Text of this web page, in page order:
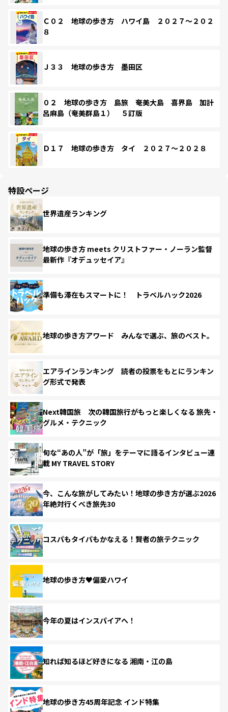
Ｃ０２ 地球の歩き方 ハワイ島 ２０２７～２０２
８
Ｊ３３ 地球の歩き方 墨田区
０２ 地球の歩き方 島旅 奄美大島 喜界島 加計
呂麻島（奄美群島１） ５訂版
Ｄ１７ 地球の歩き方 タイ ２０２７～２０２８
特設ページ
世界遺産ランキング
地球の歩き方 meets クリストファー・ノーラン監督
最新作『オデュッセイア』
準備も滞在もスマートに！ トラベルハック2026
地球の歩き方アワード みんなで選ぶ、旅のベスト。
エアラインランキング 読者の投票をもとにランキン
グ形式で発表
Next韓国旅 次の韓国旅行がもっと楽しくなる 旅先・
グルメ・テクニック
旬な“あの人”が「旅」をテーマに語るインタビュー連
載 MY TRAVEL STORY
今、こんな旅がしてみたい！地球の歩き方が選ぶ2026
年絶対行くべき旅先30
コスパもタイパもかなえる！賢者の旅テクニック
地球の歩き方♥偏愛ハワイ
今年の夏はインスパイアへ！
知れば知るほど好きになる 湘南・江の島
地球の歩き方45周年記念 インド特集